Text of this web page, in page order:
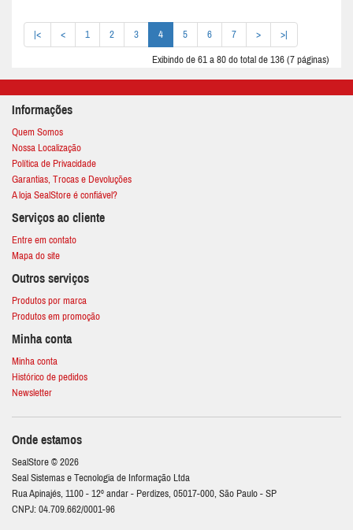
|< < 1 2 3 4 5 6 7 > >|
Exibindo de 61 a 80 do total de 136 (7 páginas)
Informações
Quem Somos
Nossa Localização
Política de Privacidade
Garantias, Trocas e Devoluções
A loja SealStore é confiável?
Serviços ao cliente
Entre em contato
Mapa do site
Outros serviços
Produtos por marca
Produtos em promoção
Minha conta
Minha conta
Histórico de pedidos
Newsletter
Onde estamos
SealStore © 2026
Seal Sistemas e Tecnologia de Informação Ltda
Rua Apinajés, 1100 - 12º andar - Perdizes, 05017-000, São Paulo - SP
CNPJ: 04.709.662/0001-96